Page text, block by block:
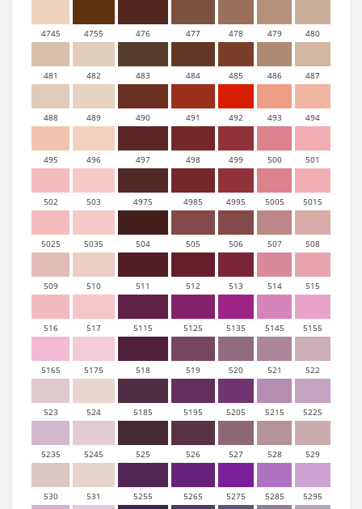
4745 4755 476 477 478 479 480
481 482 483 484 485 486 487
488 489 490 491 492 493 494
495 496 497 498 499 500 501
502 503 4975 4985 4995 5005 5015
5025 5035 504 505 506 507 508
509 510 511 512 513 514 515
516 517 5115 5125 5135 5145 5155
5165 5175 518 519 520 521 522
523 524 5185 5195 5205 5215 5225
5235 5245 525 526 527 528 529
530 531 5255 5265 5275 5285 5295